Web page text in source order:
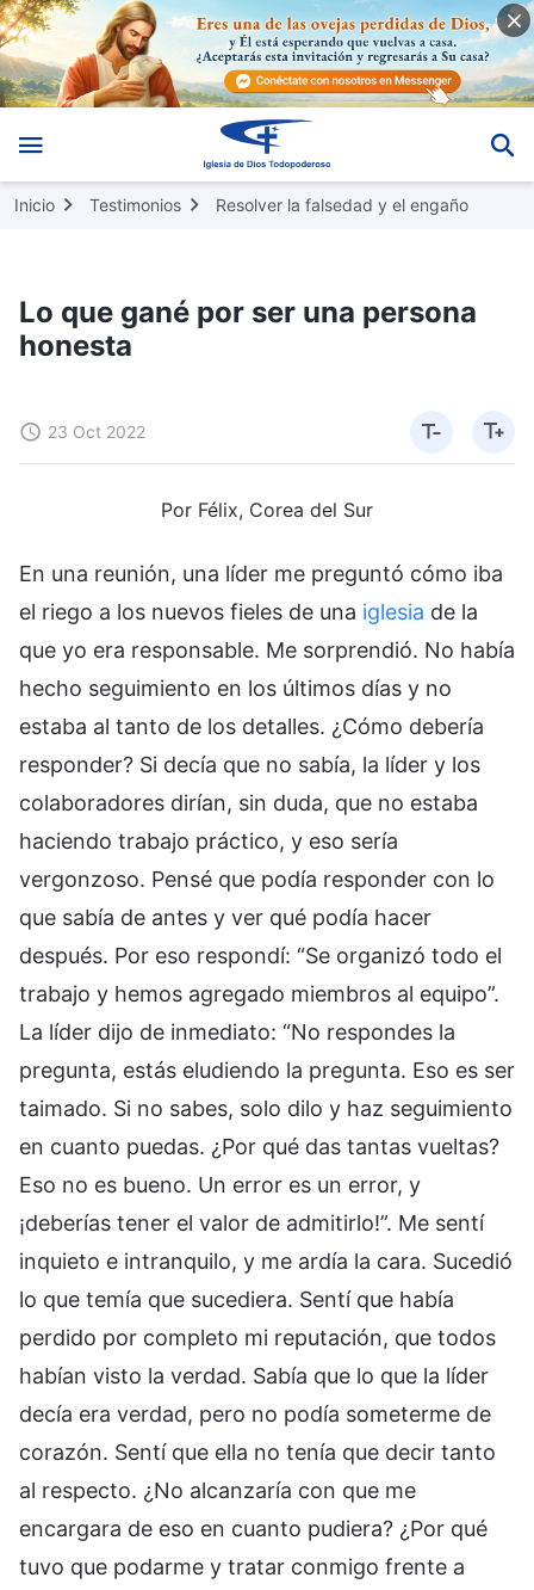
Inicio Testimonios Resolver la falsedad y el engaño
Lo que gané por ser una persona
honesta
23 Oct 2022
Por Félix, Corea del Sur
En una reunión, una líder me preguntó cómo iba
el riego a los nuevos fieles de una iglesia de la
que yo era responsable. Me sorprendió. No había
hecho seguimiento en los últimos días y no
estaba al tanto de los detalles. ¿Cómo debería
responder? Si decía que no sabía, la líder y los
colaboradores dirían, sin duda, que no estaba
haciendo trabajo práctico, y eso sería
vergonzoso. Pensé que podía responder con lo
que sabía de antes y ver qué podía hacer
después. Por eso respondí: “Se organizó todo el
trabajo y hemos agregado miembros al equipo”.
La líder dijo de inmediato: “No respondes la
pregunta, estás eludiendo la pregunta. Eso es ser
taimado. Si no sabes, solo dilo y haz seguimiento
en cuanto puedas. ¿Por qué das tantas vueltas?
Eso no es bueno. Un error es un error, y
¡deberías tener el valor de admitirlo!”. Me sentí
inquieto e intranquilo, y me ardía la cara. Sucedió
lo que temía que sucediera. Sentí que había
perdido por completo mi reputación, que todos
habían visto la verdad. Sabía que lo que la líder
decía era verdad, pero no podía someterme de
corazón. Sentí que ella no tenía que decir tanto
al respecto. ¿No alcanzaría con que me
encargara de eso en cuanto pudiera? ¿Por qué
tuvo que podarme y tratar conmigo frente a